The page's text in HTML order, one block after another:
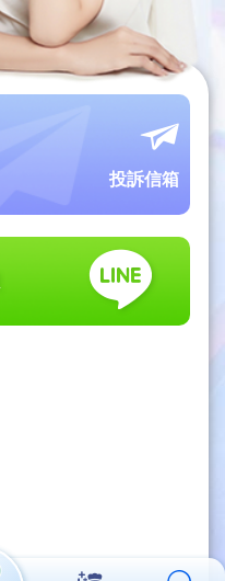
投訴信箱